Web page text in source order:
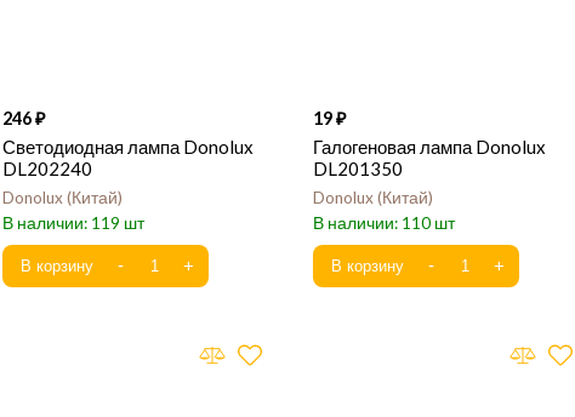
246
Светодиодная лампа Donolux
DL202240
Donolux Китай
119
19
Галогеновая лампа Donolux
DL201350
Donolux Китай
110